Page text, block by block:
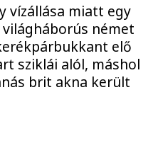
vízállása miatt egy
német
elő
sziklái alól, máshol
brit akna került